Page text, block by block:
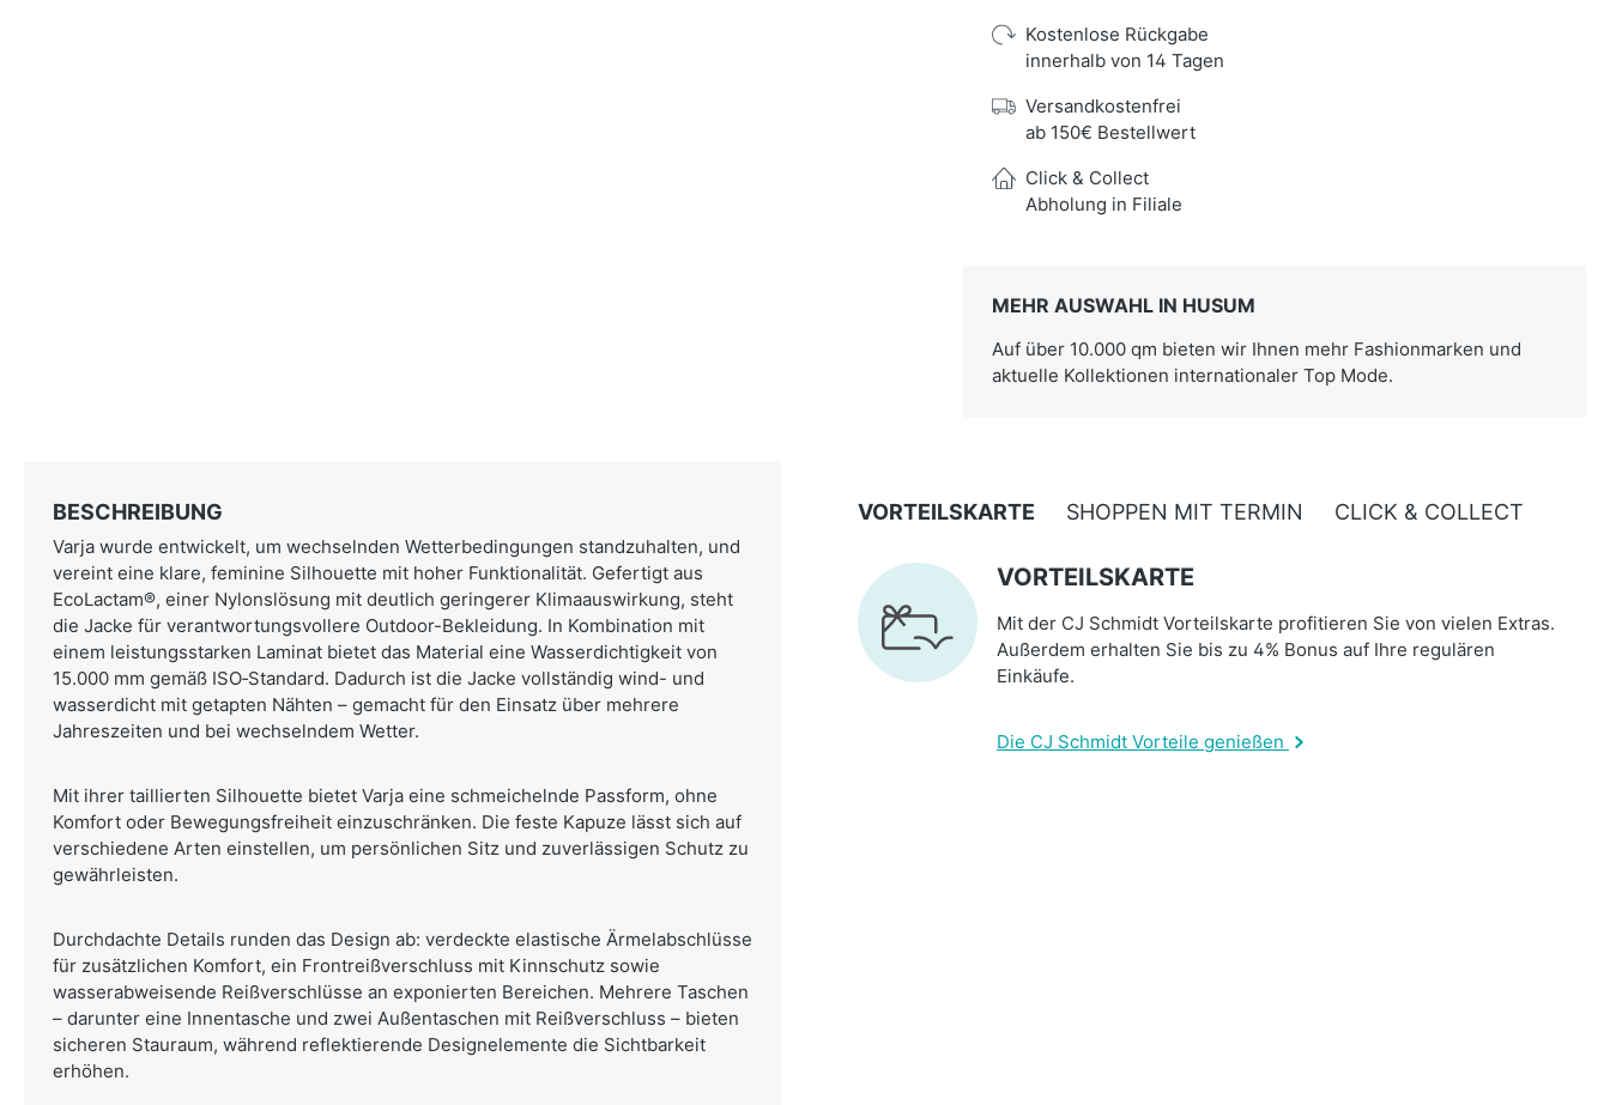
Kostenlose Rückgabe
innerhalb von 14 Tagen
Versandkostenfrei
ab 150€ Bestellwert
Click & Collect
Abholung in Filiale
MEHR AUSWAHL IN HUSUM
Auf über 10.000 qm bieten wir Ihnen mehr Fashionmarken und
aktuelle Kollektionen internationaler Top Mode.
BESCHREIBUNG
Varja wurde entwickelt, um wechselnden Wetterbedingungen standzuhalten, und
vereint eine klare, feminine Silhouette mit hoher Funktionalität. Gefertigt aus
EcoLactam®, einer Nylonslösung mit deutlich geringerer Klimaauswirkung, steht
die Jacke für verantwortungsvollere Outdoor-Bekleidung. In Kombination mit
einem leistungsstarken Laminat bietet das Material eine Wasserdichtigkeit von
15.000 mm gemäß ISO‑Standard. Dadurch ist die Jacke vollständig wind- und
wasserdicht mit getapten Nähten – gemacht für den Einsatz über mehrere
Jahreszeiten und bei wechselndem Wetter.
Mit ihrer taillierten Silhouette bietet Varja eine schmeichelnde Passform, ohne
Komfort oder Bewegungsfreiheit einzuschränken. Die feste Kapuze lässt sich auf
verschiedene Arten einstellen, um persönlichen Sitz und zuverlässigen Schutz zu
gewährleisten.
Durchdachte Details runden das Design ab: verdeckte elastische Ärmelabschlüsse
für zusätzlichen Komfort, ein Frontreißverschluss mit Kinnschutz sowie
wasserabweisende Reißverschlüsse an exponierten Bereichen. Mehrere Taschen
– darunter eine Innentasche und zwei Außentaschen mit Reißverschluss – bieten
sicheren Stauraum, während reflektierende Designelemente die Sichtbarkeit
erhöhen.
VORTEILSKARTE SHOPPEN MIT TERMIN CLICK & COLLECT
VORTEILSKARTE
Mit der CJ Schmidt Vorteilskarte profitieren Sie von vielen Extras.
Außerdem erhalten Sie bis zu 4% Bonus auf Ihre regulären
Einkäufe.
Die CJ Schmidt Vorteile genießen